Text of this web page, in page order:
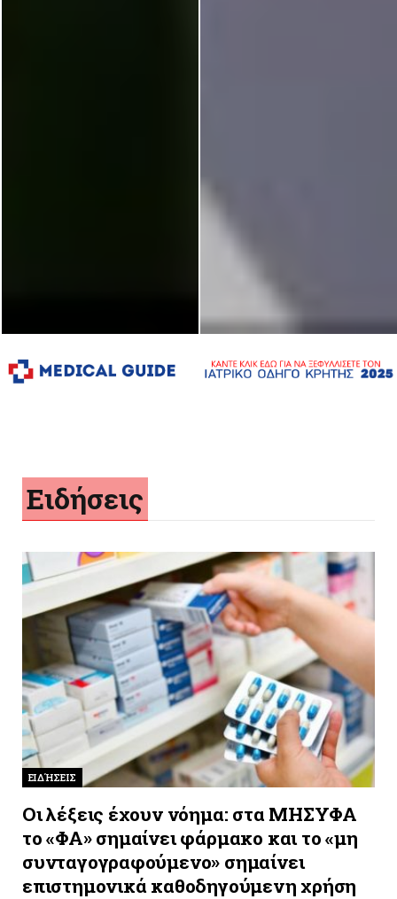
Ειδήσεις
ΕΙΔΉΣΕΙΣ
Οι λέξεις έχουν νόημα: στα ΜΗΣΥΦΑ
το «ΦΑ» σημαίνει φάρμακο και το «μη
συνταγογραφούμενο» σημαίνει
επιστημονικά καθοδηγούμενη χρήση